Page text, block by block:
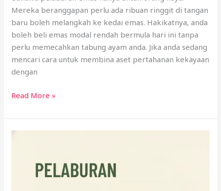
Mereka beranggapan perlu ada ribuan ringgit di tangan
baru boleh melangkah ke kedai emas. Hakikatnya, anda
boleh beli emas modal rendah bermula hari ini tanpa
perlu memecahkan tabung ayam anda. Jika anda sedang
mencari cara untuk membina aset pertahanan kekayaan
dengan
Read More »